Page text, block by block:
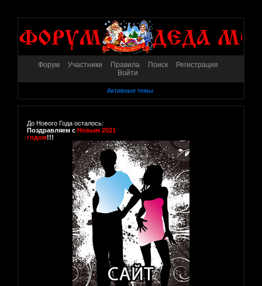
Форум Участники Правила Поиск
Регистрация
Войти
Активные темы
До Нового Года осталось:
Поздравляем с Новым 2021
годом!!!